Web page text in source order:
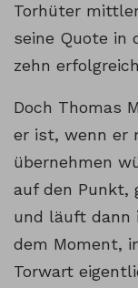
Torhüter
seine Quote in
zehn
Doch Thomas
er ist, wenn er
übernehmen
auf den Punkt,
und läuft dann
dem Moment,
Torwart